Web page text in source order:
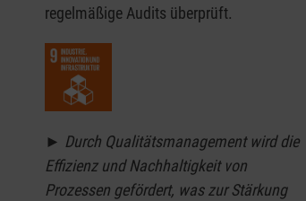
regelmäßige Audits überprüft.
► Durch Qualitätsmanagement wird die
Effizienz und Nachhaltigkeit von
Prozessen gefördert, was zur Stärkung